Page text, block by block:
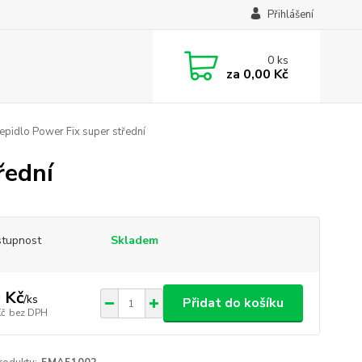
Přihlášení
0ks
za 0,00 Kč
Power Fix super střední
Skladem
Kč/ks
bez DPH
Přidat do košíku